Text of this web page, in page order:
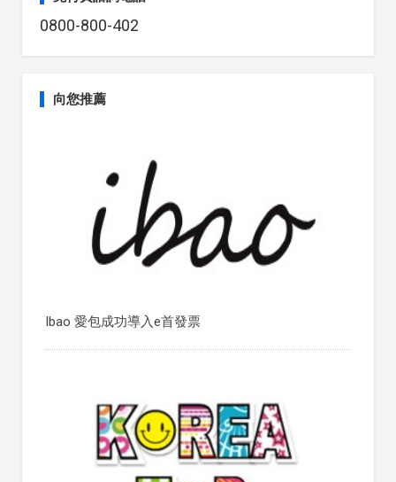
0800-800-402
向您推薦
Ibao 愛包成功導入e首發票